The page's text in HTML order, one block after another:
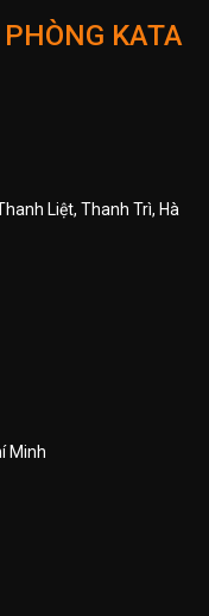
KATA
Liệt, Thanh Trì, Hà
Minh